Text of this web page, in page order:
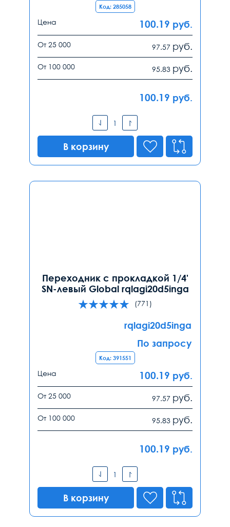
Код: 285058
Цена 100.19 руб.
От 25 000 97.57 руб.
От 100 000 95.83 руб.
100.19 руб.
В корзину
Переходник с прокладкой 1/4'
SN-левый Global rqlagi20d5inga
(771)
rqlagi20d5inga
По запросу
Код: 391551
Цена 100.19 руб.
От 25 000 97.57 руб.
От 100 000 95.83 руб.
100.19 руб.
В корзину